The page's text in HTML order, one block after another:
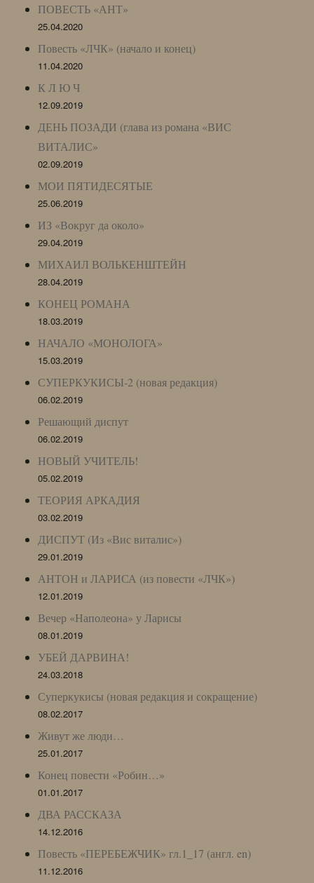
ПОВЕСТЬ «АНТ»
25.04.2020
Повесть «ЛЧК» (начало и конец)
11.04.2020
К Л Ю Ч
12.09.2019
ДЕНЬ ПОЗАДИ (глава из романа «ВИС
ВИТАЛИС»
02.09.2019
МОИ ПЯТИДЕСЯТЫЕ
25.06.2019
ИЗ «Вокруг да около»
29.04.2019
МИХАИЛ ВОЛЬКЕНШТЕЙН
28.04.2019
КОНЕЦ РОМАНА
18.03.2019
НАЧАЛО «МОНОЛОГА»
15.03.2019
СУПЕРКУКИСЫ-2 (новая редакция)
06.02.2019
Решающий диспут
06.02.2019
НОВЫЙ УЧИТЕЛЬ!
05.02.2019
ТЕОРИЯ АРКАДИЯ
03.02.2019
ДИСПУТ (Из «Вис виталис»)
29.01.2019
АНТОН и ЛАРИСА (из повести «ЛЧК»)
12.01.2019
Вечер «Наполеона» у Ларисы
08.01.2019
УБЕЙ ДАРВИНА!
24.03.2018
Суперкукисы (новая редакция и сокращение)
08.02.2017
Живут же люди…
25.01.2017
Конец повести «Робин…»
01.01.2017
ДВА РАССКАЗА
14.12.2016
Повесть «ПЕРЕБЕЖЧИК» гл.1_17 (англ. en)
11.12.2016